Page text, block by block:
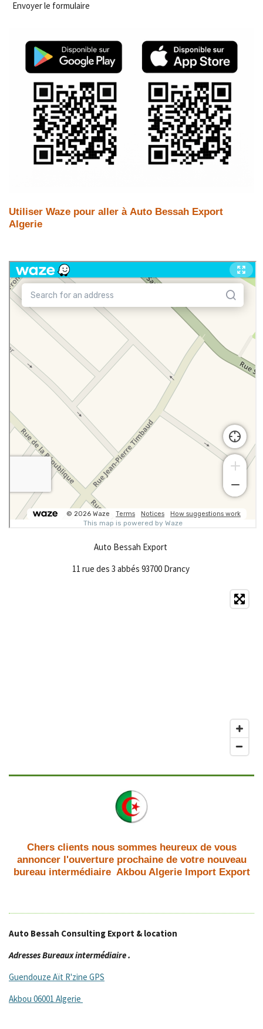
Envoyer le formulaire
Utiliser Waze pour aller à Auto Bessah Export
Algerie
Auto Bessah Export
11 rue des 3 abbés 93700 Drancy
Chers clients nous sommes heureux de vous
annoncer l'ouverture prochaine de votre nouveau
bureau intermédiaire Akbou Algerie Import Export
Auto Bessah Consulting Export & location
Adresses Bureaux intermédiaire .
Guendouze Aït R'zine GPS
Akbou 06001 Algerie